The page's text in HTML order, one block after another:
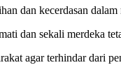
dan kecerdasan
dan sekali merdeka
agar terhindar dari